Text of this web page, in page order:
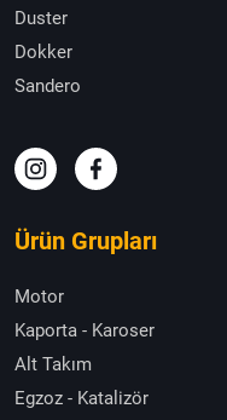
Duster
Dokker
Sandero
Ürün Grupları
Motor
Kaporta - Karoser
Alt Takım
Egzoz - Katalizör